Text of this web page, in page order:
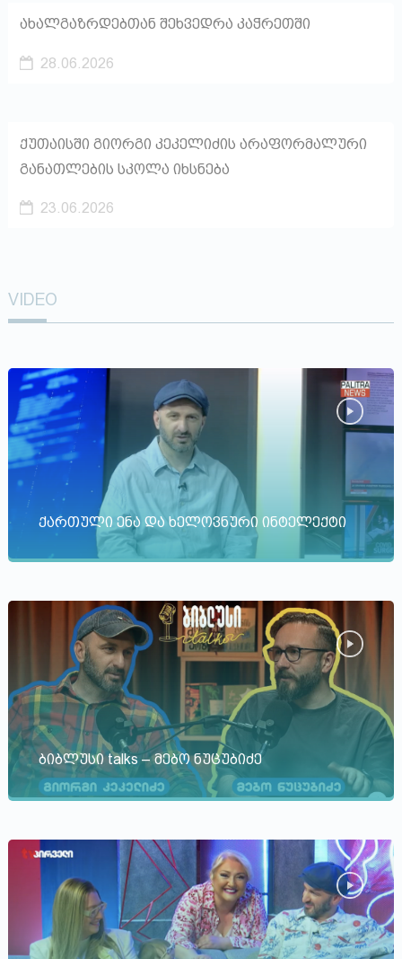
ახალგაზრდებთან შეხვედრა კაჭრეთში
28.06.2026
ქუთაისში გიორგი კეკელიძის არაფორმალური
განათლების სკოლა იხსნება
23.06.2026
VIDEO
ქართული ენა და ხელოვნური ინტელექტი
ბიბლუსი talks – მებო ნუცუბიძე